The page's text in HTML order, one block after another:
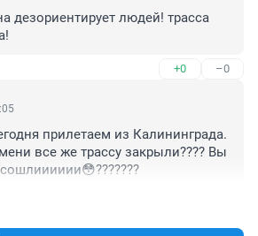
дезориентирует людей! трасса
+0 –0
прилетаем из Калининграда.
все же трассу закрыли???? Вы